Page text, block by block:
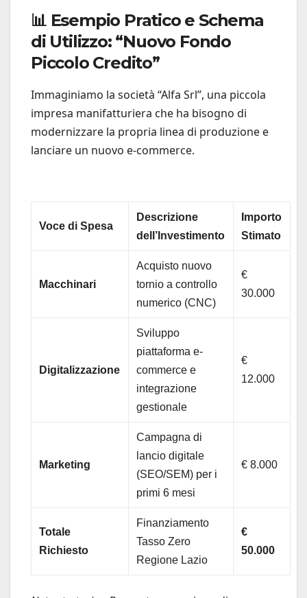
📊 Esempio Pratico e Schema
di Utilizzo: “Nuovo Fondo
Piccolo Credito”
Immaginiamo la società “Alfa Srl”, una piccola
impresa manifatturiera che ha bisogno di
modernizzare la propria linea di produzione e
lanciare un nuovo e-commerce.
Voce di Spesa
Descrizione
dell’Investimento
Importo
Stimato
Macchinari
Acquisto nuovo
tornio a controllo
numerico (CNC)
€
30.000
Digitalizzazione
Sviluppo
piattaforma e-
commerce e
integrazione
gestionale
€
12.000
Marketing
Campagna di
lancio digitale
(SEO/SEM) per i
primi 6 mesi
€ 8.000
Totale
Richiesto
Finanziamento
Tasso Zero
Regione Lazio
€
50.000